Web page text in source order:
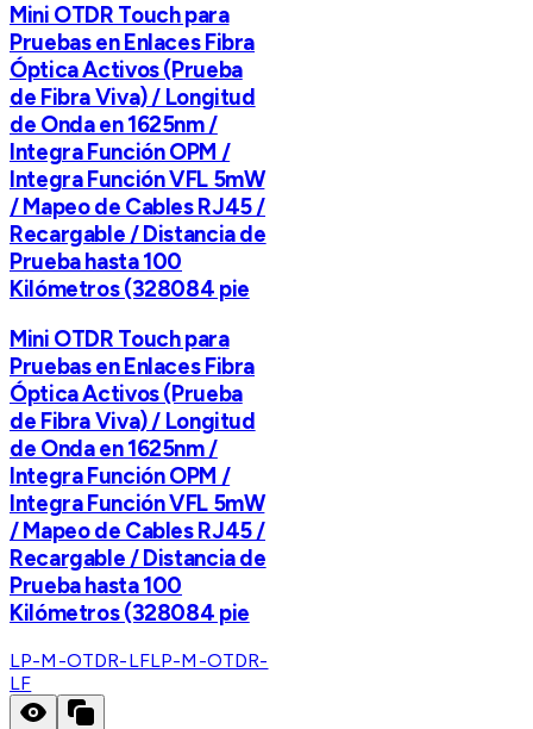
Mini OTDR Touch para
Pruebas en Enlaces Fibra
Óptica Activos (Prueba
de Fibra Viva) / Longitud
de Onda en 1625nm /
Integra Función OPM /
Integra Función VFL 5mW
/ Mapeo de Cables RJ45 /
Recargable / Distancia de
Prueba hasta 100
Kilómetros (328084 pie
Mini OTDR Touch para
Pruebas en Enlaces Fibra
Óptica Activos (Prueba
de Fibra Viva) / Longitud
de Onda en 1625nm /
Integra Función OPM /
Integra Función VFL 5mW
/ Mapeo de Cables RJ45 /
Recargable / Distancia de
Prueba hasta 100
Kilómetros (328084 pie
LP-M-OTDR-LFLP-M-OTDR-
LF